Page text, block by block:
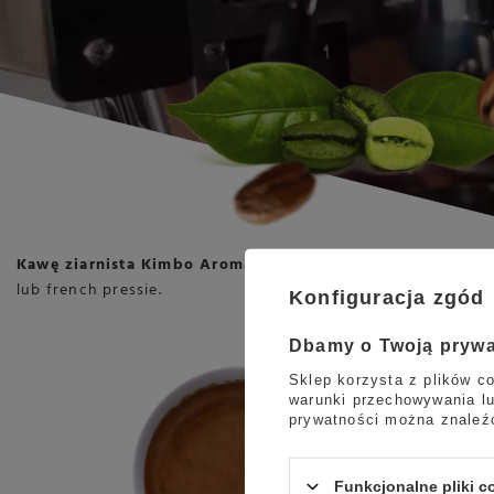
Kawę ziarnista Kimbo Aroma Intenso
z powodzeniem
lub french pressie.
Konfiguracja zgód
Dbamy o Twoją
Sklep korzysta z plików
warunki przechowywania
prywatności można
Funkcjonalne pliki